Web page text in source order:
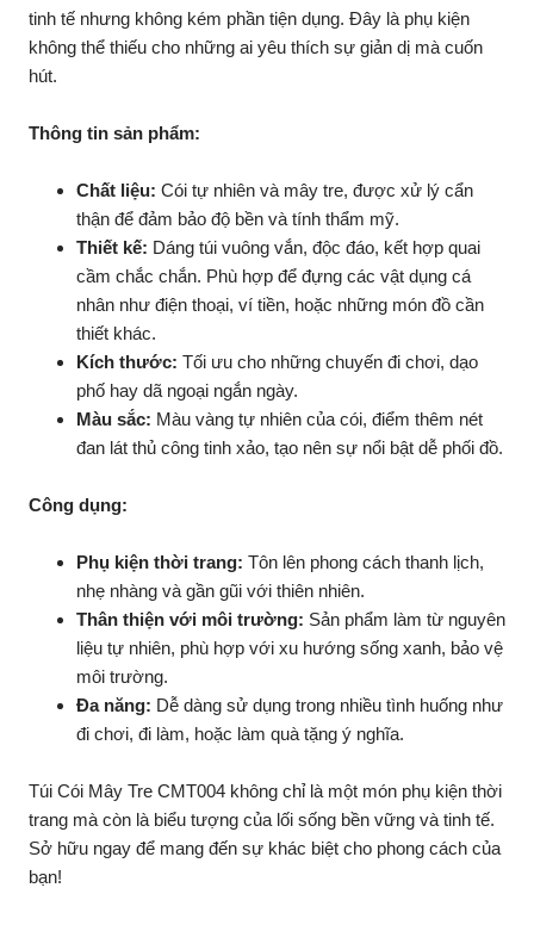
tinh tế nhưng không kém phần tiện dụng. Đây là phụ kiện
không thể thiếu cho những ai yêu thích sự giản dị mà cuốn
hút.
Thông tin sản phẩm:
Chất liệu: Cói tự nhiên và mây tre, được xử lý cẩn
thận để đảm bảo độ bền và tính thẩm mỹ.
Thiết kế: Dáng túi vuông vắn, độc đáo, kết hợp quai
cầm chắc chắn. Phù hợp để đựng các vật dụng cá
nhân như điện thoại, ví tiền, hoặc những món đồ cần
thiết khác.
Kích thước: Tối ưu cho những chuyến đi chơi, dạo
phố hay dã ngoại ngắn ngày.
Màu sắc: Màu vàng tự nhiên của cói, điểm thêm nét
đan lát thủ công tinh xảo, tạo nên sự nổi bật dễ phối đồ.
Công dụng:
Phụ kiện thời trang: Tôn lên phong cách thanh lịch,
nhẹ nhàng và gần gũi với thiên nhiên.
Thân thiện với môi trường: Sản phẩm làm từ nguyên
liệu tự nhiên, phù hợp với xu hướng sống xanh, bảo vệ
môi trường.
Đa năng: Dễ dàng sử dụng trong nhiều tình huống như
đi chơi, đi làm, hoặc làm quà tặng ý nghĩa.
Túi Cói Mây Tre CMT004 không chỉ là một món phụ kiện thời
trang mà còn là biểu tượng của lối sống bền vững và tinh tế.
Sở hữu ngay để mang đến sự khác biệt cho phong cách của
bạn!